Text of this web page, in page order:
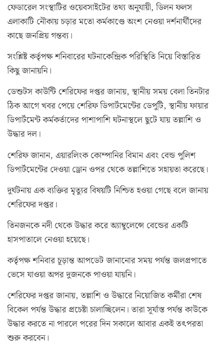
ফেডারেল সংস্থাটির ওয়েবসাইটের তথ্য অনুযায়ী, ডিলন ফলস
এলাকাটি নৌকায় চড়ার মতো কর্মকাণ্ডে অংশ নেওয়া দর্শনার্থীদের
কাছে জনপ্রিয় গন্তব্য।
সংশ্লিষ্ট কর্তৃপক্ষ শনিবারের ঘটনাকেন্দ্রিক পরিস্থিতি নিয়ে বিস্তারিত
কিছু জানায়নি।
ডেশুটস কাউন্টি শেরিফের দপ্তর জানায়, স্থানীয় সময় বেলা তিনটার
ঠিক আগে খবর পেয়ে শেরিফ ডিপার্টমেন্টের ডেপুটি, স্থানীয় ফায়ার
ডিপার্টমেন্ট কর্মকর্তাদের পাশাপাশি ঘটনাস্থলে ছুটে যায় তল্লাশি ও
উদ্ধার দল।
শেরিফ জানান, এয়ারলিংক কোম্পানির বিমান এবং বেন্ড পুলিশ
ডিপার্টমেন্টের দেওয়া ড্রোন ওপর থেকে তল্লাশিতে সহায়তা করেছে।
দুর্ঘটনায় এক ব্যক্তির মৃত্যুর বিষয়টি নিশ্চিত হওয়া গেছে বলে জানায়
শেরিফের দপ্তর।
তিনজনকে নদী থেকে উদ্ধার করে অ্যাম্বুলেন্সে বেন্ডের একটি
হাসপাতালে নেওয়া হয়েছে।
কর্তৃপক্ষ শনিবার চূড়ান্ত আপডেট জানানোর সময় পর্যন্ত জলপ্রপাতে
ভেসে যাওয়া অপর দুজনকে পাওয়া যায়নি।
শেরিফের দপ্তর জানায়, তল্লাশি ও উদ্ধারে নিয়োজিত কর্মীরা শেষ
বিকেল পর্যন্ত উদ্ধার প্রচেষ্টা চালাচ্ছিলেন। তারা সূর্যাস্ত পর্যন্ত কাউকে
উদ্ধার করতে না পারলে পরের দিন সকালে আবার একই তৎপরতা
শুরু করবেন।